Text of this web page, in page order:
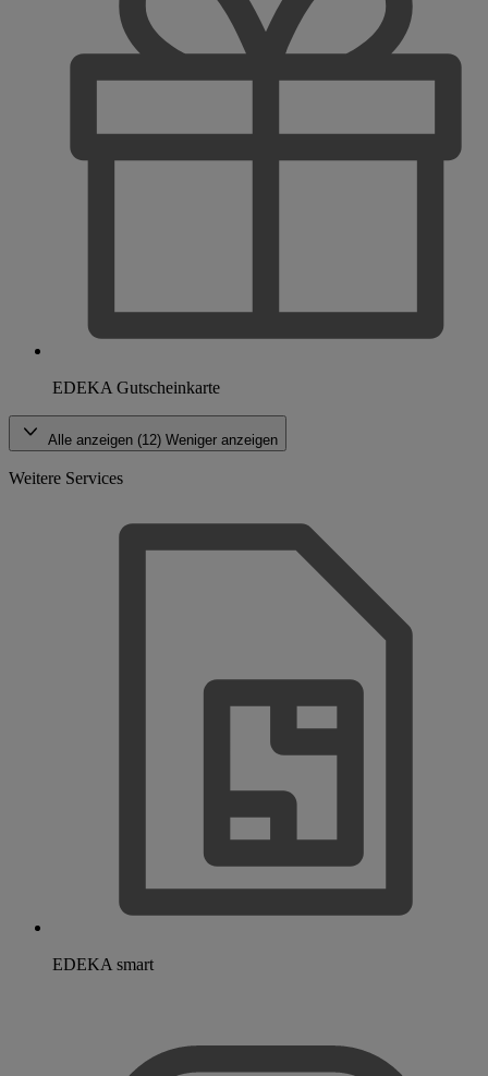
EDEKA Gutscheinkarte
Alle anzeigen (12) Weniger anzeigen
Weitere Services
EDEKA smart